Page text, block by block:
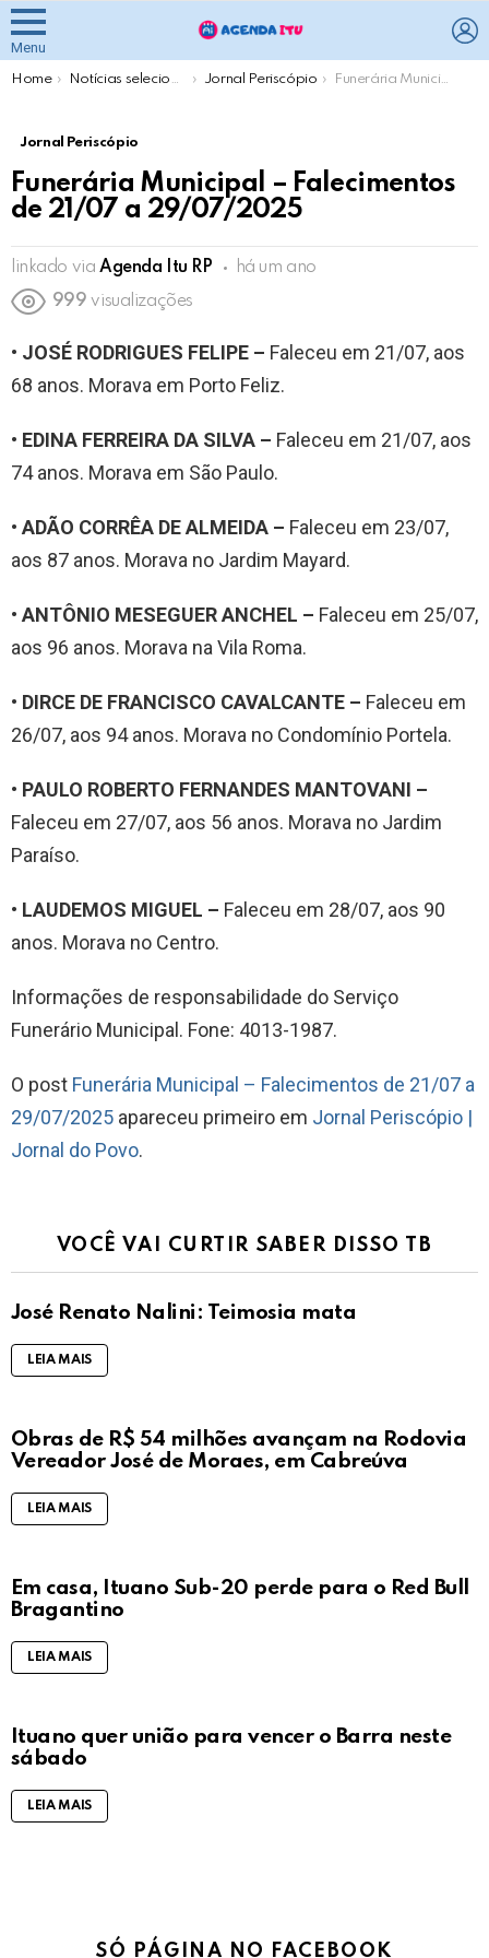
Menu
You are here:
Home Notícias selecionadas pela Agenda Itu Jornal Periscópio Funerária Municipal – Falecimentos de 21/07 a 29/07/2025
Jornal Periscópio
Funerária Municipal – Falecimentos
de 21/07 a 29/07/2025
linkado via Agenda Itu RP
há um ano
999 visualizações
• JOSÉ RODRIGUES FELIPE – Faleceu em 21/07, aos
68 anos. Morava em Porto Feliz.
• EDINA FERREIRA DA SILVA – Faleceu em 21/07, aos
74 anos. Morava em São Paulo.
• ADÃO CORRÊA DE ALMEIDA – Faleceu em 23/07,
aos 87 anos. Morava no Jardim Mayard.
• ANTÔNIO MESEGUER ANCHEL – Faleceu em 25/07,
aos 96 anos. Morava na Vila Roma.
• DIRCE DE FRANCISCO CAVALCANTE – Faleceu em
26/07, aos 94 anos. Morava no Condomínio Portela.
• PAULO ROBERTO FERNANDES MANTOVANI –
Faleceu em 27/07, aos 56 anos. Morava no Jardim
Paraíso.
• LAUDEMOS MIGUEL – Faleceu em 28/07, aos 90
anos. Morava no Centro.
Informações de responsabilidade do Serviço
Funerário Municipal. Fone: 4013-1987.
O post Funerária Municipal – Falecimentos de 21/07 a
29/07/2025 apareceu primeiro em Jornal Periscópio |
Jornal do Povo.
VOCÊ VAI CURTIR SABER DISSO TB
José Renato Nalini: Teimosia mata
LEIA MAIS
Obras de R$ 54 milhões avançam na Rodovia
Vereador José de Moraes, em Cabreúva
LEIA MAIS
Em casa, Ituano Sub-20 perde para o Red Bull
Bragantino
LEIA MAIS
Ituano quer união para vencer o Barra neste
sábado
LEIA MAIS
SÓ PÁGINA NO FACEBOOK